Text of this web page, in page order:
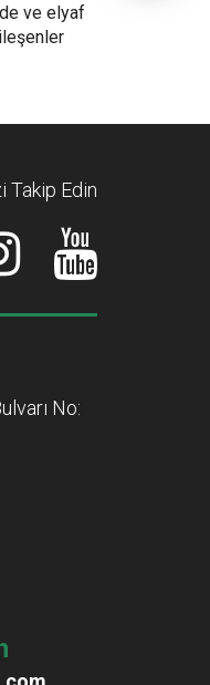
ve elyaf
Takip Edin
No: